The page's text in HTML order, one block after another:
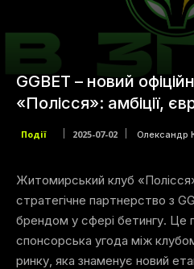
GGBET – новий
«Полісся»: амбіції,
Події 2025-07-02 Олександр
Житомирський клуб
стратегічне партнерство з
брендом у сфері бетингу. Це
спонсорська угода між
ринку, яка знаменує новий